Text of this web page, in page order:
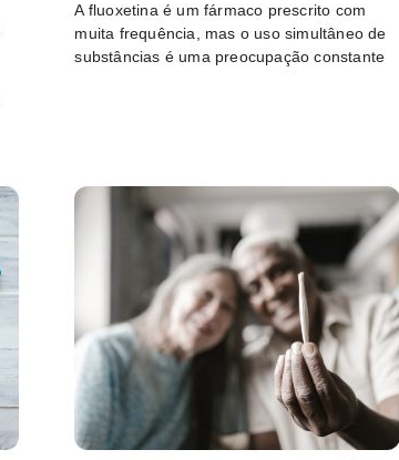
A fluoxetina é um fármaco prescrito com
muita frequência, mas o uso simultâneo de
substâncias é uma preocupação constante